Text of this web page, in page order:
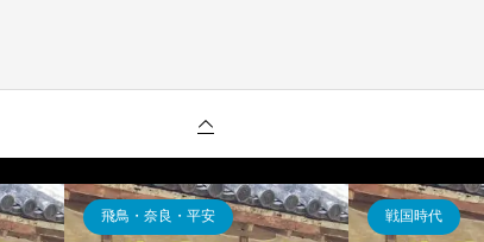
飛鳥・奈良・平安 戦国時代